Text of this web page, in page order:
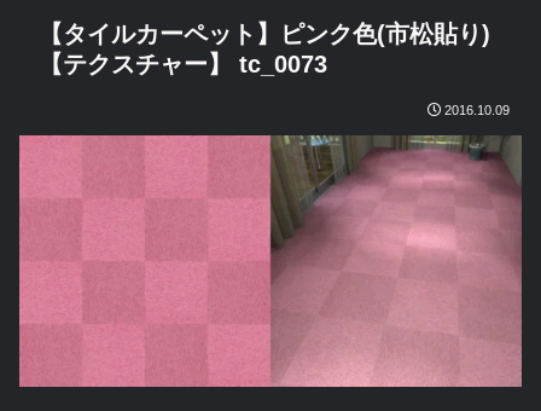
【タイルカーペット】ピンク色(市松貼り)
【テクスチャー】 tc_0073
2016.10.09